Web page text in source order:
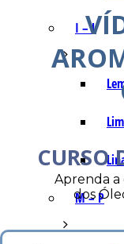
I – L
M – P
CURSO
Aprenda a
dos